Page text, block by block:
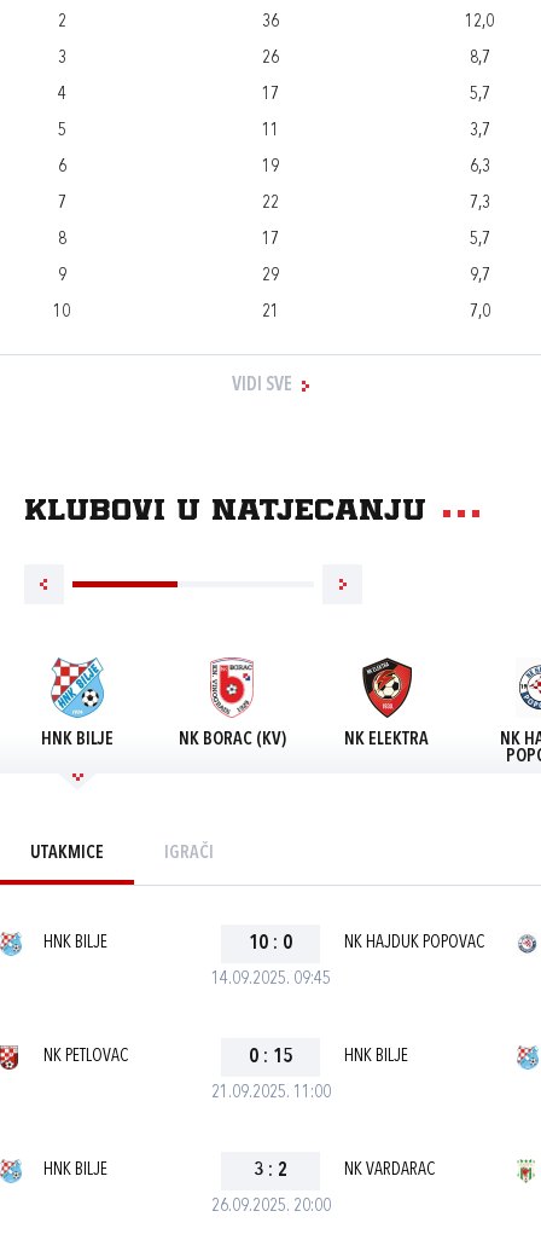
2 36
12,0
3
26
8,7
4
17
5,7
5
11
3,7
6
19
6,3
7
22
7,3
8
17
5,7
9
29
9,7
10
21 7,0
VIDI SVE
Klubovi u natjecanju
HNK BILJE NK BORAC (KV) NK ELEKTRA
NK
UTAKMICE IGRAČI
14.09.2025. 09:45
HNK BILJE 10 : 0 NK HAJDUK POPOVAC
21.09.2025. 11:00
NK PETLOVAC 0 : 15 HNK BILJE
26.09.2025. 20:00
HNK BILJE 3 : 2 NK VARDARAC